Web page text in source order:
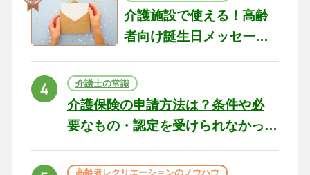
介護施設で使える！高齢
者向け誕生日メッセージ
ト
介護士の常識
介護保険の申請方法は？条件や必
要なもの・認定を受けられなかっ
高齢者レクリエーションのノウハウ